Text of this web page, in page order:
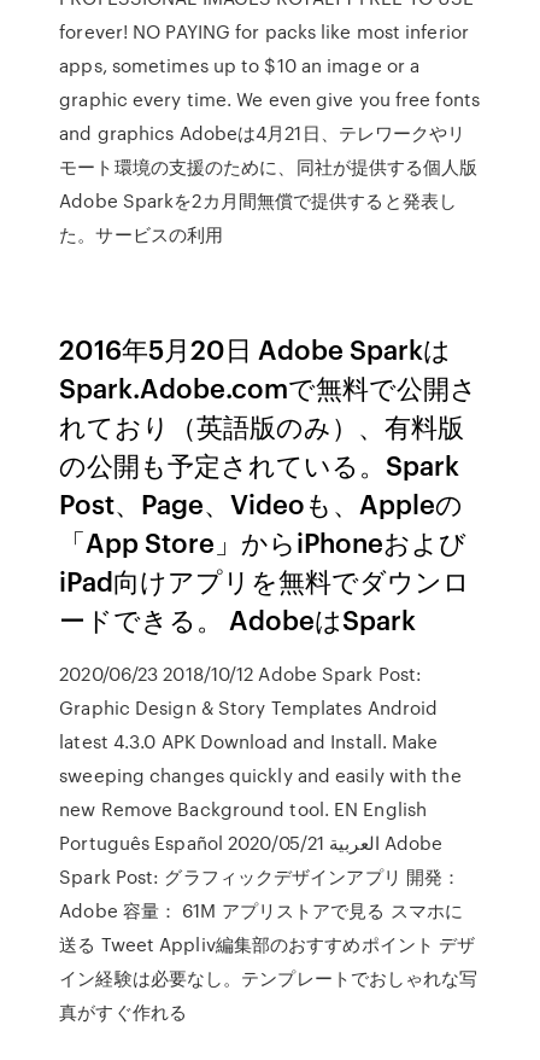
forever! NO PAYING for packs like most inferior
apps, sometimes up to $10 an image or a
graphic every time. We even give you free fonts
and graphics Adobeは4月21日、テレワークやリ
モート環境の支援のために、同社が提供する個人版
Adobe Sparkを2カ月間無償で提供すると発表し
た。サービスの利用
2016年5月20日 Adobe Sparkは
Spark.Adobe.comで無料で公開さ
れており（英語版のみ）、有料版
の公開も予定されている。Spark
Post、Page、Videoも、Appleの
「App Store」からiPhoneおよび
iPad向けアプリを無料でダウンロ
ードできる。 AdobeはSpark
2020/06/23 2018/10/12 Adobe Spark Post:
Graphic Design & Story Templates Android
latest 4.3.0 APK Download and Install. Make
sweeping changes quickly and easily with the
new Remove Background tool. EN English
Português Español العربية 2020/05/21 Adobe
Spark Post: グラフィックデザインアプリ 開発：
Adobe 容量： 61M アプリストアで見る スマホに
送る Tweet Appliv編集部のおすすめポイント デザ
イン経験は必要なし。テンプレートでおしゃれな写
真がすぐ作れる